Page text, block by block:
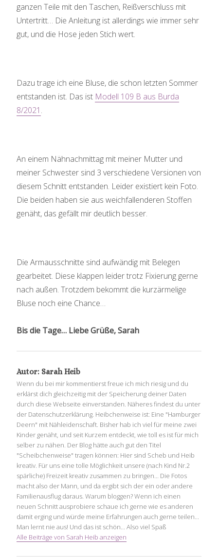
ganzen Teile mit den Taschen, Reißverschluss mit
Untertritt… Die Anleitung ist allerdings wie immer sehr
gut, und die Hose jeden Stich wert.
Dazu trage ich eine Bluse, die schon letzten Sommer
entstanden ist. Das ist Modell 109 B aus Burda
8/2021 .
An einem Nähnachmittag mit meiner Mutter und
meiner Schwester sind 3 verschiedene Versionen von
diesem Schnitt entstanden. Leider existiert kein Foto.
Die beiden haben sie aus weichfallenderen Stoffen
genäht, das gefällt mir deutlich besser.
Die Armausschnitte sind aufwändig mit Belegen
gearbeitet. Diese klappen leider trotz Fixierung gerne
nach außen. Trotzdem bekommt die kurzärmelige
Bluse noch eine Chance…
Bis die Tage… Liebe Grüße, Sarah
Autor: Sarah Heib
Wenn du bei mir kommentierst freue ich mich riesig und du
erklärst dich gleichzeitig mit der Speicherung deiner Daten
durch diese Webseite einverstanden. Näheres findest du unter
der Datenschutzerklärung. Heibchenweise ist: Eine "Hamburger
Deern" mit Nähleidenschaft. Bisher hab ich viel für meine zwei
Kinder genäht, und seit Kurzem entdeckt, wie toll es ist für mich
selber zu nähen. Der Blog hätte auch gut den Titel
"Scheibchenweise" tragen können: Hier sind Scheb und Heib
kreativ. Für uns eine tolle Möglichkeit unsere (nach Kind Nr.2
spärliche) Freizeit kreativ zusammen zu bringen... Die Fotos
macht also der Mann, und da ergibt sich der ein oder andere
Familienausflug daraus. Warum bloggen? Wenn ich einen
neuen Schnitt ausprobiere schaue ich gerne wie es anderen
damit erging und würde meine Erfahrungen auch gerne teilen...
Man lernt nie aus! Und das ist schön... Also viel Spaß
Alle Beiträge von Sarah Heib anzeigen